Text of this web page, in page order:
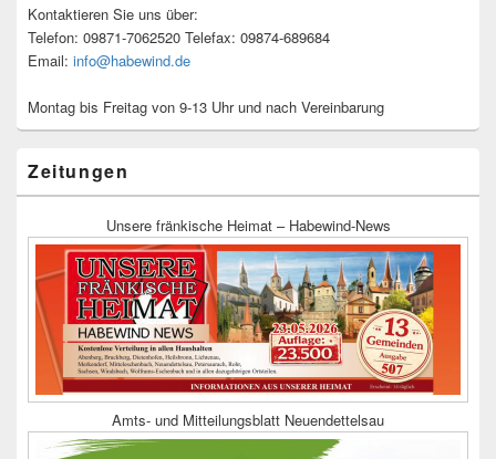
Kontaktieren Sie uns über:
Telefon: 09871-7062520 Telefax: 09874-689684
Email: info@habewind.de
Montag bis Freitag von 9-13 Uhr und nach Vereinbarung
Zeitungen
Unsere fränkische Heimat – Habewind-News
Amts- und Mitteilungsblatt Neuendettelsau